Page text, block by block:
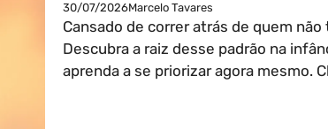
30/07/2026Marcelo Tavares
Cansado de correr atrás de quem
Descubra a raiz desse padrão na
aprenda a se priorizar agora mesmo.